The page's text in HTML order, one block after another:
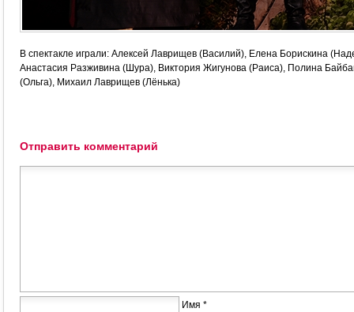
В спектакле играли: Алексей Лаврищев (Василий), Елена Борискина
Анастасия Разживина (Шура), Виктория Жигунова (Раиса), Полина
(Ольга), Михаил Лаврищев (Лёнька)
Отправить комментарий
Имя *